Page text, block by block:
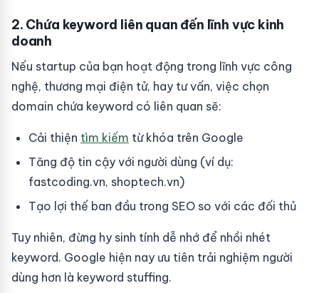
2. Chứa keyword liên quan đến lĩnh vực kinh
doanh
Nếu startup của bạn hoạt động trong lĩnh vực công
nghệ, thương mại điện tử, hay tư vấn, việc chọn
domain chứa keyword có liên quan sẽ:
Cải thiện tìm kiếm từ khóa trên Google
Tăng độ tin cậy với người dùng (ví dụ:
fastcoding.vn, shoptech.vn)
Tạo lợi thế ban đầu trong SEO so với các đối thủ
Tuy nhiên, đừng hy sinh tính dễ nhớ để nhồi nhét
keyword. Google hiện nay ưu tiên trải nghiệm người
dùng hơn là keyword stuffing.